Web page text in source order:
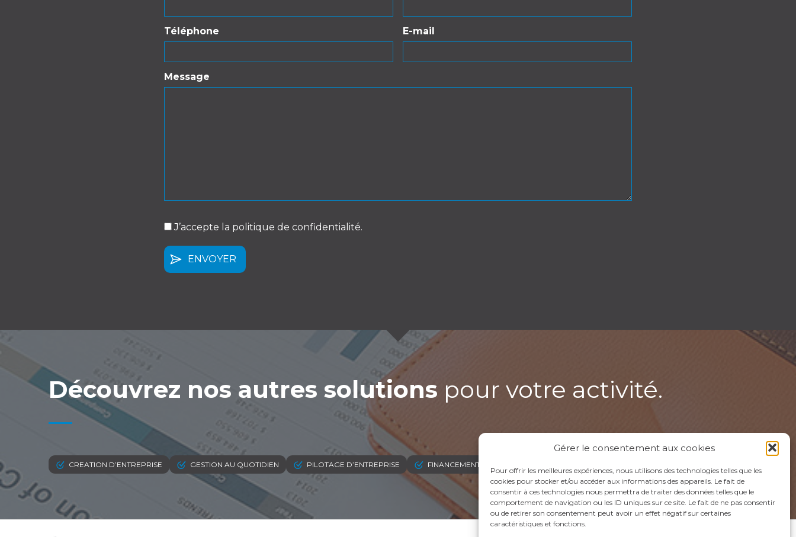
Gérer le consentement aux cookies
Pour offrir les meilleures expériences, nous utilisons des technologies telles que les
cookies pour stocker et/ou accéder aux informations des appareils. Le fait de
consentir à ces technologies nous permettra de traiter des données telles que le
comportement de navigation ou les ID uniques sur ce site. Le fait de ne pas consentir
ou de retirer son consentement peut avoir un effet négatif sur certaines
caractéristiques et fonctions.
Téléphone E-mail
Message
(Nécessaire)
J’accepte la politique de confidentialité.
Découvrez nos autres solutions pour votre activité.
CREATION D’ENTREPRISE GESTION AU QUOTIDIEN PILOTAGE D’ENTREPRISE FINANCEMENT & TRÉSORERIE